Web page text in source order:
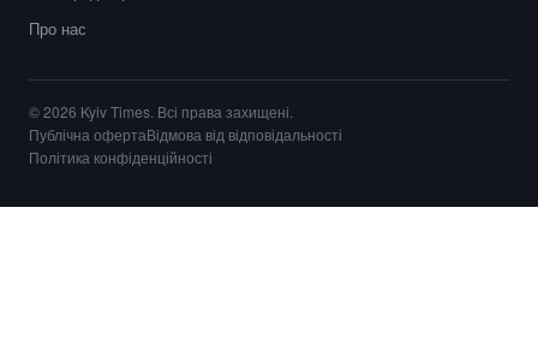
Про нас
© 2026 Kyiv Times. Всі права захищені.
Публічна офертаВідмова від відповідальності
Політика конфіденційності